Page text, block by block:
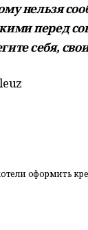
нельзя
перед
себя,
оформить